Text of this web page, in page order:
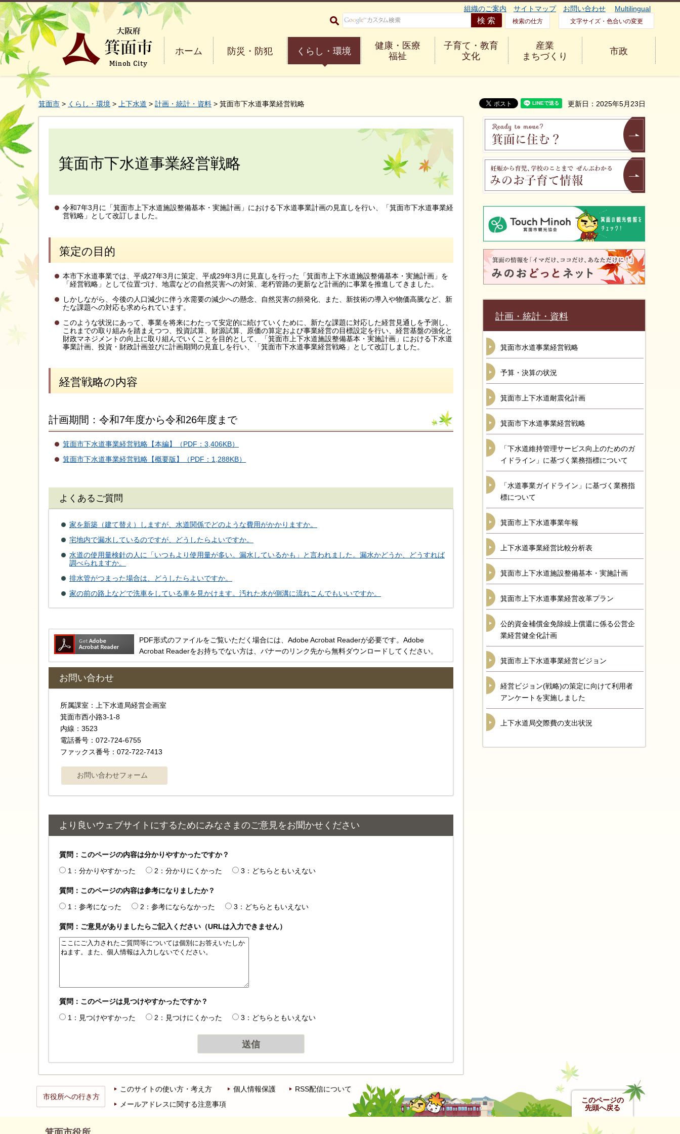
大阪府箕面市 Minoh City
組織のご案内 サイトマップ お問い合わせ Multilingual
検索の仕方 文字サイズ・色合いの変更
ホーム 防災・防犯 くらし・環境
健康・医療
福祉
子育て・教育
文化
産業
まちづくり
市政
箕面市 > くらし・環境 > 上下水道 > 計画・統計・資料 > 箕面市下水道事業経営戦略 更新日：2025年5月23日
箕面市下水道事業経営戦略
令和7年3月に「箕面市上下水道施設整備基本・実施計画」における下水道事業計画の見直しを行い、「箕面市下水道事業経
営戦略」として改訂しました。
策定の目的
本市下水道事業では、平成27年3⽉に策定、平成29年3⽉に⾒直しを⾏った「箕⾯市上下⽔道施設整備基本・実施計画」を
「経営戦略」として位置づけ、地震などの⾃然災害への対策、⽼朽管路の更新など計画的に事業を推進してきました。
しかしながら、今後の⼈⼝減少に伴う⽔需要の減少への懸念、⾃然災害の頻発化、また、新技術の導入や物価高騰など、新
たな課題への対応も求められています。
このような状況にあって、事業を将来にわたって安定的に続けていくために、新たな課題に対応した経営⾒通しを予測し、
これまでの取り組みを踏まえつつ、投資試算、財源試算、原価の算定および事業経営の目標設定を⾏い、経営基盤の強化と
財政マネジメントの向上に取り組んでいくことを目的として、「箕面市上下水道施設整備基本・実施計画」における下水道
事業計画、投資・財政計画並びに計画期間の見直しを行い、「箕面市下水道事業経営戦略」として改訂しました。
経営戦略の内容
計画期間：令和7年度から令和26年度まで
箕面市下水道事業経営戦略【本編】（PDF：3,406KB）
箕面市下水道事業経営戦略【概要版】（PDF：1,288KB）
よくあるご質問
家を新築（建て替え）しますが、水道関係でどのような費用がかかりますか。
宅地内で漏水しているのですが、どうしたらよいですか。
水道の使用量検針の人に「いつもより使用量が多い。漏水しているかも」と言われました。漏水かどうか、どうすれば
調べられますか。
排水管がつまった場合は、どうしたらよいですか。
家の前の路上などで洗車をしている車を見かけます。汚れた水が側溝に流れこんでもいいですか。
PDF形式のファイルをご覧いただく場合には、Adobe Acrobat Readerが必要です。Adobe
Acrobat Readerをお持ちでない方は、バナーのリンク先から無料ダウンロードしてください。
お問い合わせ
所属課室：上下水道局経営企画室
箕面市西小路3-1-8
内線：3523
電話番号：072-724-6755
ファックス番号：072-722-7413
より良いウェブサイトにするためにみなさまのご意見をお聞かせください
質問：このページの内容は分かりやすかったですか？
1：分かりやすかった
2：分かりにくかった 3：どちらともいえない
質問：このページの内容は参考になりましたか？
1：参考になった
2：参考にならなかった 3：どちらともいえない
質問：ご意見がありましたらご記入ください（URLは入力できません）
質問：このページは見つけやすかったですか？
1：見つけやすかった
2：見つけにくかった 3：どちらともいえない
計画・統計・資料
箕面市水道事業経営戦略
予算・決算の状況
箕面市上下水道耐震化計画
箕面市下水道事業経営戦略
「下水道維持管理サービス向上のためのガ
イドライン」に基づく業務指標について
「水道事業ガイドライン」に基づく業務指
標について
箕面市上下水道事業年報
上下水道事業経営比較分析表
箕面市上下水道施設整備基本・実施計画
箕面市上下水道事業経営改革プラン
公的資金補償金免除繰上償還に係る公営企
業経営健全化計画
箕面市上下水道事業経営ビジョン
経営ビジョン(戦略)の策定に向けて利用者
アンケートを実施しました
上下水道局交際費の支出状況
このページの
先頭へ戻る
市役所への行き方
このサイトの使い方・考え方 個人情報保護
RSS配信について
メールアドレスに関する注意事項